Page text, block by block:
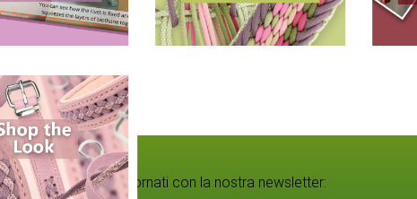
Rimanete aggiornati con la nostra newsletter: